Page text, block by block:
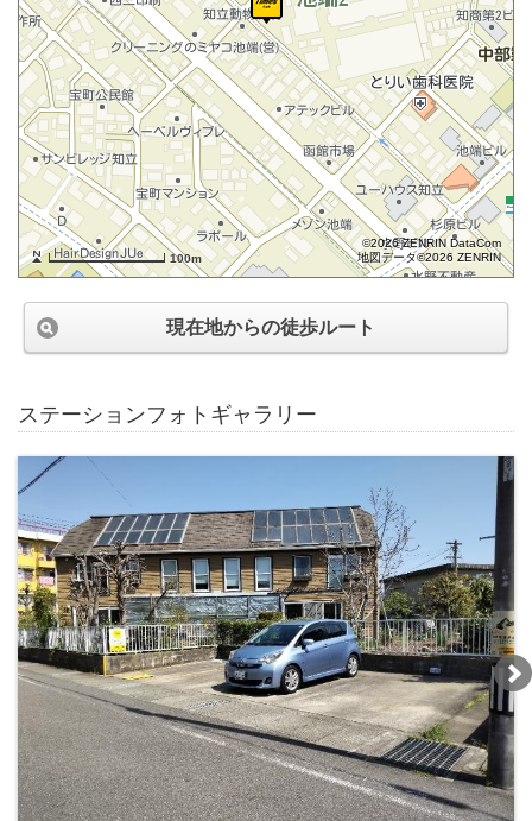
100m
©2026 ZENRIN DataCom
地図データ©2026 ZENRIN
現在地からの徒歩ルート
ステーションフォトギャラリー